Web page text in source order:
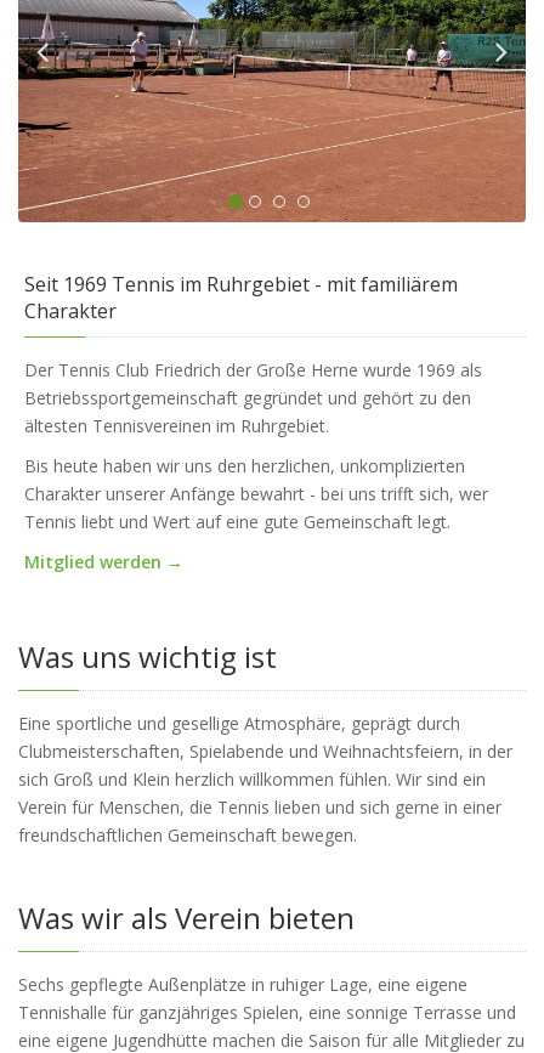
Seit 1969 Tennis im Ruhrgebiet - mit familiärem
Charakter
Der Tennis Club Friedrich der Große Herne wurde 1969 als
Betriebssportgemeinschaft gegründet und gehört zu den
ältesten Tennisvereinen im Ruhrgebiet.
Bis heute haben wir uns den herzlichen, unkomplizierten
Charakter unserer Anfänge bewahrt - bei uns trifft sich, wer
Tennis liebt und Wert auf eine gute Gemeinschaft legt.
Mitglied werden →
Was uns wichtig ist
Eine sportliche und gesellige Atmosphäre, geprägt durch
Clubmeisterschaften, Spielabende und Weihnachtsfeiern, in der
sich Groß und Klein herzlich willkommen fühlen. Wir sind ein
Verein für Menschen, die Tennis lieben und sich gerne in einer
freundschaftlichen Gemeinschaft bewegen.
Was wir als Verein bieten
Sechs gepflegte Außenplätze in ruhiger Lage, eine eigene
Tennishalle für ganzjähriges Spielen, eine sonnige Terrasse und
eine eigene Jugendhütte machen die Saison für alle Mitglieder zu